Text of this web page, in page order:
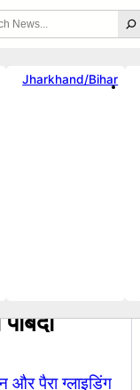
Jharkhand/Bihar